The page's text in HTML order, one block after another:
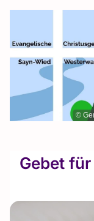
©
Gebet